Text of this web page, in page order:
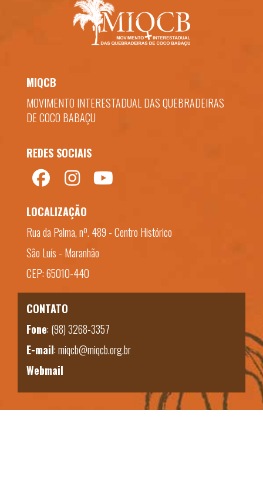
MIQCB
MOVIMENTO INTERESTADUAL DAS QUEBRADEIRAS
DE COCO BABAÇU
REDES SOCIAIS
LOCALIZAÇÃO
Rua da Palma, nº. 489 - Centro Histórico
São Luís - Maranhão
CEP: 65010-440
CONTATO
Fone: (98) 3268-3357
E-mail:miqcb@miqcb.org.br
Webmail